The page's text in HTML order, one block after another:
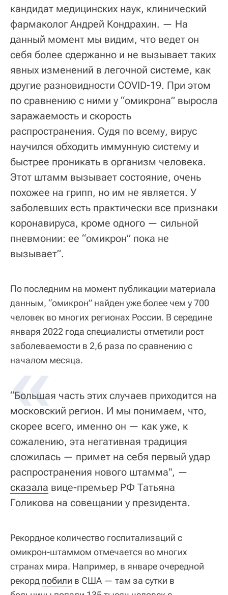
кандидат медицинских наук, клинический
фармаколог Андрей Кондрахин. — На
данный момент мы видим, что ведет он
себя более сдержанно и не вызывает таких
явных изменений в легочной системе, как
другие разновидности COVID-19. При этом
по сравнению с ними у “омикрона” выросла
заражаемость и скорость
распространения. Судя по всему, вирус
научился обходить иммунную систему и
быстрее проникать в организм человека.
Этот штамм вызывает состояние, очень
похожее на грипп, но им не является. У
заболевших есть практически все признаки
коронавируса, кроме одного — сильной
пневмонии: ее “омикрон” пока не
вызывает”.
По последним на момент публикации материала
данным, “омикрон” найден уже более чем у 700
человек во многих регионах России. В середине
января 2022 года специалисты отметили рост
заболеваемости в 2,6 раза по сравнению с
началом месяца.
«
“Большая часть этих случаев приходится на
московский регион. И мы понимаем, что,
скорее всего, именно он — как уже, к
сожалению, эта негативная традиция
сложилась — примет на себя первый удар
распространения нового штамма", —
сказала вице-премьер РФ Татьяна
Голикова на совещании у президента.
Рекордное количество госпитализаций с
омикрон-штаммом отмечается во многих
странах мира. Например, в январе очередной
рекорд побили в США — там за сутки в